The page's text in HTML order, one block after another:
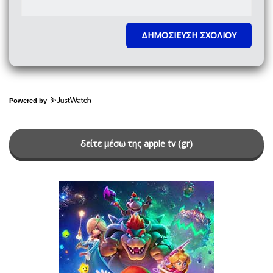
Powered by
δείτε μέσω της apple tv (gr)